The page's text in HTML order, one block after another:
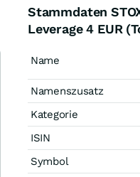
Stammdaten
Leverage 4 EUR
Name
Namenszusatz
Kategorie
ISIN
Symbol